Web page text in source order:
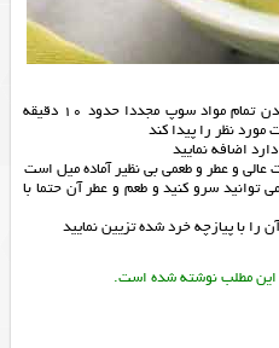
بعد از اضافه کردن کل خامه و مخلوط شدن تمام مواد سوپ مجددا حدود 10 دقیقه
نظر را پیدا کند
اضافه نمایید
عالی و عطر و طعمی بی نظیر آماده میل است
توانید سرو کنید و طعم و عطر آن حتما با
با پیازچه خرد شده تزیین نمایید